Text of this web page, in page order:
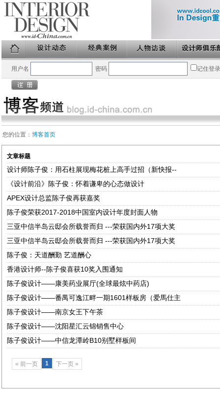
用户名 密码 记住登
您的位置： 博客首页
文章标题
设计师陈子俊：用石柱展现梅花桩上高手过招（新快报--
《设计前沿》陈子俊：怀着谦卑的心态做设计
APEX设计总监陈子俊再获嘉奖
陈子俊荣获2017-2018中国室内设计年度封面人物
三亚中信半岛云邸会所载誉而归 ---荣获国内外17项大奖
三亚中信半岛云邸会所载誉而归 ---荣获国内外17项大奖
陈子俊：天道酬勤 艺道酬心
香港设计师--陈子俊喜获10奖入围通知
陈子俊设计——康美药业展厅(全球最炫中药店)
陈子俊设计——番禺可逸江畔一期1601样板房（爱馬仕主
陈子俊设计——南京女王下午茶
陈子俊设计——沈阳星汇云锦销售中心
陈子俊设计——中信龙潭岭B10别墅样板间
« 前一页 1 下一页 »